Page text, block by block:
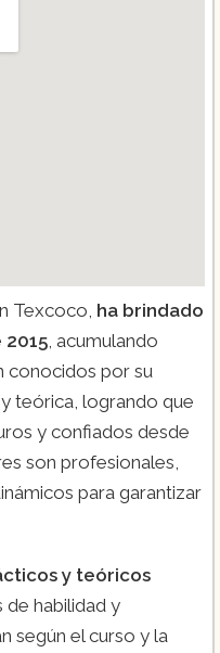
Texcoco, ha brindado
, acumulando
conocidos por su
teórica, logrando que
y confiados desde
son profesionales,
para garantizar
y teóricos
habilidad y
según el curso y la